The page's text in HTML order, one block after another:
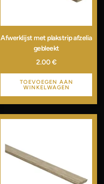
Afwerklijst met plakstrip afzelia
gebleekt
2.00€
TOEVOEGEN AAN
WINKELWAGEN